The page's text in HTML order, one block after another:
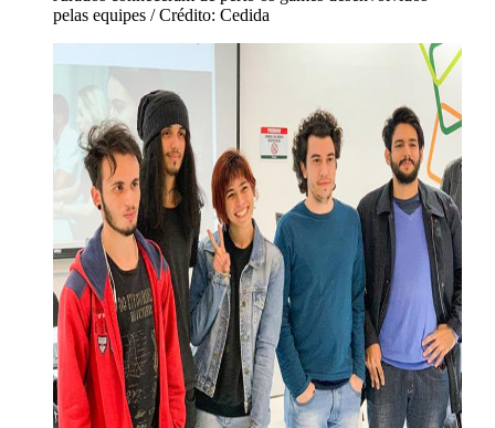
pelas equipes / Crédito: Cedida